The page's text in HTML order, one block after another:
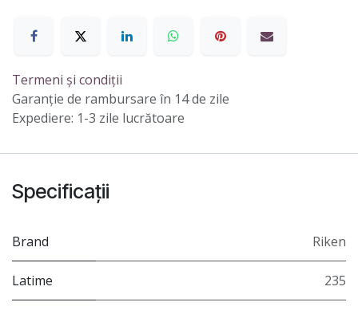
Termeni și condiții
Garanție de rambursare în 14 de zile
Expediere: 1-3 zile lucrătoare
Specificații
Brand Riken
Latime 235